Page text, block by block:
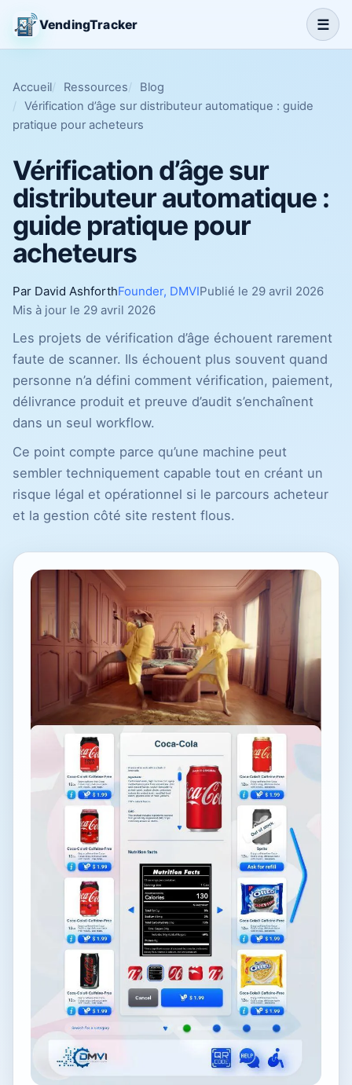
VendingTracker ☰
Accueil Ressources
Blog
Vérification d’âge sur distributeur automatique : guide
pratique pour acheteurs
Vérification d’âge sur
distributeur automatique :
guide pratique pour
acheteurs
Par David AshforthFounder, DMVIPublié le 29 avril 2026
Mis à jour le 29 avril 2026
Les projets de vérification d’âge échouent rarement
faute de scanner. Ils échouent plus souvent quand
personne n’a défini comment vérification, paiement,
délivrance produit et preuve d’audit s’enchaînent
dans un seul workflow.
Ce point compte parce qu’une machine peut
sembler techniquement capable tout en créant un
risque légal et opérationnel si le parcours acheteur
et la gestion côté site restent flous.